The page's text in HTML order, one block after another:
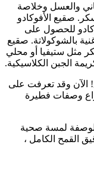
والعسل وخلاصة
صقيع الأفوكادو
للحصول على
بالشوكولاتة. صقيع
مثل ستيفيا أو محلي
الجبن الكلاسيكية.
الآن وقد تعرفت على
وصفات فطيرة
الوصفة لمسة صحية
القمح الكامل ،